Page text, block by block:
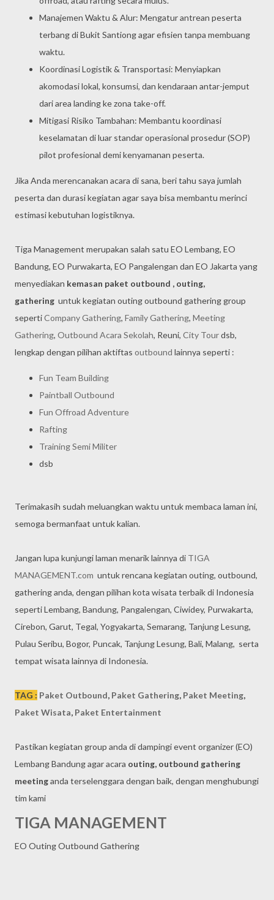
Manajemen Waktu & Alur: Mengatur antrean peserta
terbang di Bukit Santiong agar efisien tanpa membuang
waktu.
Koordinasi Logistik & Transportasi: Menyiapkan
akomodasi lokal, konsumsi, dan kendaraan antar-jemput
dari area landing ke zona take-off.
Mitigasi Risiko Tambahan: Membantu koordinasi
keselamatan di luar standar operasional prosedur (SOP)
pilot profesional demi kenyamanan peserta.
Jika Anda merencanakan acara di sana, beri tahu saya jumlah
peserta dan durasi kegiatan agar saya bisa membantu merinci
estimasi kebutuhan logistiknya.
Tiga Management merupakan salah satu EO Lembang, EO
Bandung, EO Purwakarta, EO Pangalengan dan EO Jakarta yang
menyediakan kemasan paket outbound , outing,
gathering untuk kegiatan outing outbound gathering group
sepertiCompany Gathering, Family Gathering, Meeting
Gathering, Outbound Acara Sekolah, Reuni, City Tourdsb,
lengkap dengan pilihan aktiftas outbound lainnya seperti :
Fun Team Building
Paintball Outbound
Fun Offroad Adventure
Rafting
Training Semi Militer
dsb
Terimakasih sudah meluangkan waktu untuk membaca laman ini,
semoga bermanfaat untuk kalian.
Jangan lupa kunjungi laman menarik lainnya di TIGA
MANAGEMENT.com untuk rencana kegiatan outing, outbound,
gathering anda, dengan pilihan kota wisata terbaik di Indonesia
seperti Lembang, Bandung, Pangalengan, Ciwidey, Purwakarta,
Cirebon, Garut, Tegal, Yogyakarta, Semarang, Tanjung Lesung,
Pulau Seribu, Bogor, Puncak, Tanjung Lesung, Bali, Malang, serta
tempat wisata lainnya di Indonesia.
TAG : Paket Outbound, Paket Gathering, Paket Meeting,
Paket Wisata, Paket Entertainment
Pastikan kegiatan group anda di dampingi event organizer (EO)
Lembang Bandung agar acara outing, outbound gathering
meetinganda terselenggara dengan baik, dengan menghubungi
tim kami
TIGA MANAGEMENT
EO Outing Outbound Gathering